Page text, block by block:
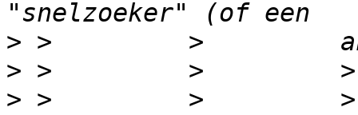
>
>
> >         >         >